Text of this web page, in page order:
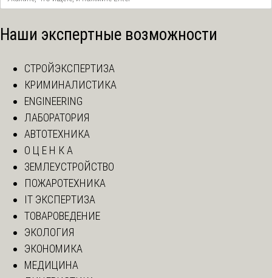
Наши экспертные возможности
СТРОЙЭКСПЕРТИЗА
КРИМИНАЛИСТИКА
ENGINEERING
ЛАБОРАТОРИЯ
АВТОТЕХНИКА
О Ц Е Н К А
ЗЕМЛЕУСТРОЙСТВО
ПОЖАРОТЕХНИКА
IT ЭКСПЕРТИЗА
ТОВАРОВЕДЕНИЕ
ЭКОЛОГИЯ
ЭКОНОМИКА
МЕДИЦИНА